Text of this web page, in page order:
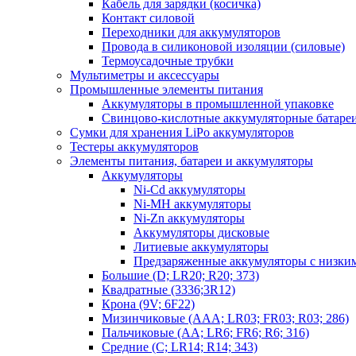
Кабель для зарядки (косичка)
Контакт силовой
Переходники для аккумуляторов
Провода в силиконовой изоляции (силовые)
Термоусадочные трубки
Мультиметры и аксессуары
Промышленные элементы питания
Аккумуляторы в промышленной упаковке
Свинцово-кислотные аккумуляторные
Сумки для хранения LiPo аккумуляторов
Тестеры аккумуляторов
Элементы питания, батареи и аккумуляторы
Аккумуляторы
Ni-Cd аккумуляторы
Ni-MH аккумуляторы
Ni-Zn аккумуляторы
Аккумуляторы дисковые
Литиевые аккумуляторы
Предзаряженные аккумуляторы с
Большие (D; LR20; R20; 373)
Квадратные (3336;3R12)
Крона (9V; 6F22)
Мизинчиковые (AAA; LR03; FR03; R03; 286)
Пальчиковые (AA; LR6; FR6; R6; 316)
Средние (C; LR14; R14; 343)